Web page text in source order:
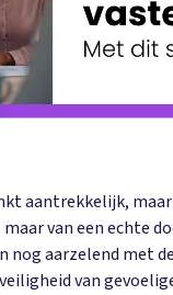
aantrekkelijk,
van een echte
aarzelend met
van